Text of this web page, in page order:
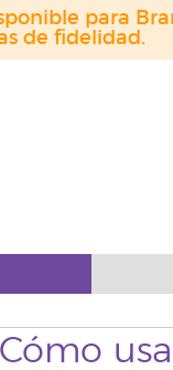
para
de fidelidad.
Cómo